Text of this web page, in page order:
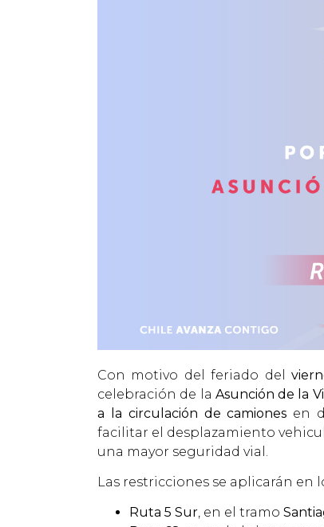
Con motivo del feriado del
celebración de la Asunción de la
a la circulación de camiones en
facilitar el desplazamiento
una mayor seguridad vial.
Las restricciones se aplicarán en
Ruta 5 Sur, en el tramo